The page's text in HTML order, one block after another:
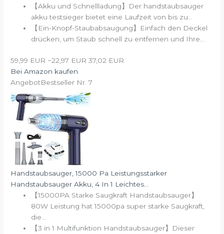
【Akku und Schnellladung】Der handstaubsauger
akku testsieger bietet eine Laufzeit von bis zu...
【Ein-Knopf-Staubabsaugung】Einfach den Deckel
drücken, um Staub schnell zu entfernen und Ihre...
59,99 EUR −22,97 EUR 37,02 EUR
Bei Amazon kaufen
AngebotBestseller Nr. 7
Handstaubsauger, 15000 Pa Leistungsstarker
Handstaubsauger Akku, 4 In 1 Leichtes...
【15000PA Starke Saugkraft Handstaubsauger】
80W Leistung hat 15000pa super starke Saugkraft,
die...
【3 in 1 Multifunktion Handstaubsauger】Dieser